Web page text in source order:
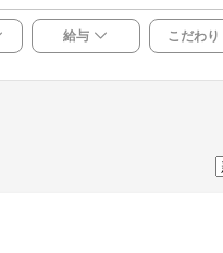
給与 こだわり